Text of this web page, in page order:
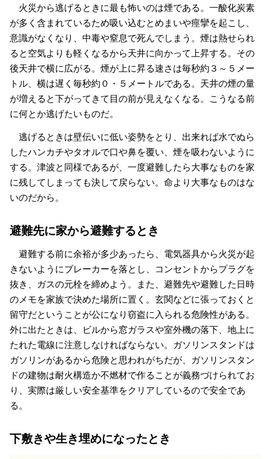
火災から逃げるときに最も怖いのは煙である。一酸化炭素
が多く含まれているため吸い込むとめまいや痙攣を起こし、
意識がなくなり、中毒や窒息で死んでしまう。煙は熱せられ
ると空気よりも軽くなるから天井に向かって上昇する。その
後天井で横に広がる。煙が上に昇る速さは毎秒約３～５メー
トル、横は遅く毎秒約０・５メートルである。天井の煙の量
が増えると下がってきて目の前が見えなくなる。こうなる前
に何とか逃げたいものだ。
逃げるときは壁伝いに低い姿勢をとり、出来れば水でぬら
したハンカチやタオルで口や鼻を覆い、煙を吸わないように
する。津波と同様であるが、一度避難したら大事なものを家
に残してしまっても決して戻らない。命より大事なものはな
いのだから。
避難先に家から避難するとき
避難する前に余裕が多少あったら、電気器具から火災が起
きないようにブレーカーを落とし、コンセントからプラグを
抜き、ガスの元栓を締めよう。また、避難先や避難した日時
のメモを家族で決めた場所に置く。玄関などに張っておくと
留守だということが公になり窃盗に入られる危険性がある。
外に出たときは、ビルから窓ガラスや室外機の落下、地上に
たれた電線に注意しなければならない。ガソリンスタンドは
ガソリンがあるから危険と思われがちだが、ガソリンスタン
ドの建物は耐火構造か不燃材で作ることが義務づけられてお
り、実際は厳しい安全基準をクリアしているので安全であ
る。
下敷きや生き埋めになったとき